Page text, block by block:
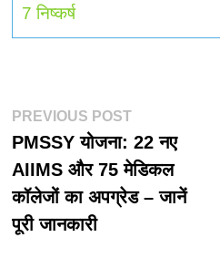
7 निष्कर्ष
पोस्ट
नेविगेशन
PREVIOUS POSTPrevious
post:
PMSSY योजना: 22 नए
AIIMS और 75 मेडिकल
कॉलेजों का अपग्रेड – जानें
पूरी जानकारी